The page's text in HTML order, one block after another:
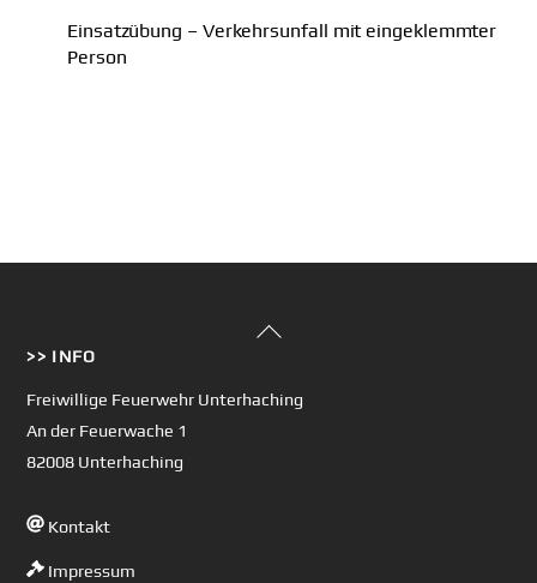
Einsatzübung – Verkehrsunfall mit eingeklemmter
Person
Back
>> INFO
Freiwillige Feuerwehr Unterhaching
An der Feuerwache 1
82008 Unterhaching
Kontakt
Impressum